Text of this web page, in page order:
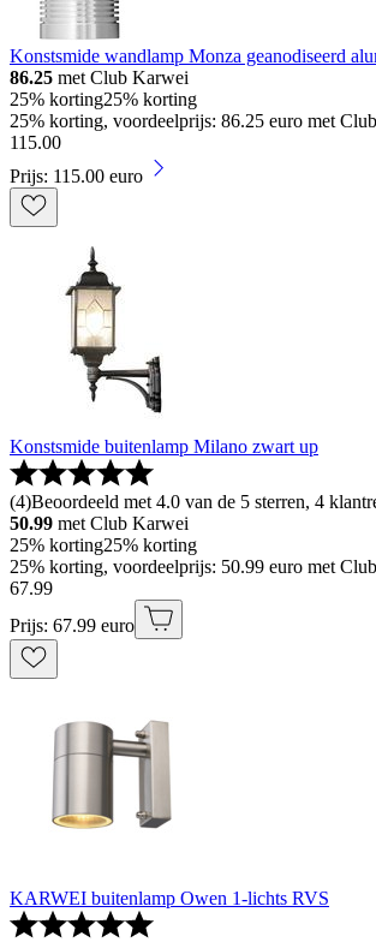
Konstsmide wandlamp Monza geanodiseerd
86.25 met Club Karwei
25% korting25% korting
25% korting, voordeelprijs: 86.25 euro met
115.00
Prijs: 115.00 euro
Konstsmide buitenlamp Milano zwart up
(4)Beoordeeld met 4.0 van de 5 sterren, 4
50.99 met Club Karwei
25% korting25% korting
25% korting, voordeelprijs: 50.99 euro met
67.99
Prijs: 67.99 euro
KARWEI buitenlamp Owen 1-lichts RVS